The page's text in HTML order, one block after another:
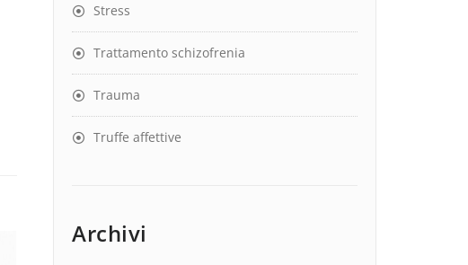
Stress
Trattamento schizofrenia
Trauma
Truffe affettive
Archivi